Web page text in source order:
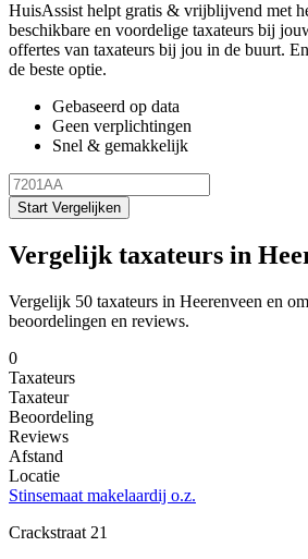
HuisAssist helpt gratis & vrijblijvend met
beschikbare en voordelige taxateurs bij
offertes van taxateurs bij jou in de buurt.
de beste optie.
Gebaseerd op data
Geen verplichtingen
Snel & gemakkelijk
Start Vergelijken
Vergelijk taxateurs in
Vergelijk 50 taxateurs in Heerenveen en
beoordelingen en reviews.
0
Taxateurs
Taxateur
Beoordeling
Reviews
Afstand
Locatie
Stinsemaat makelaardij o.z.
Crackstraat 21